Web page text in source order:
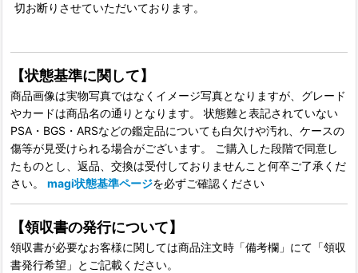
切お断りさせていただいております。
【状態基準に関して】
商品画像は実物写真ではなくイメージ写真となりますが、グレード
やカードは商品名の通りとなります。 状態難と表記されていない
PSA・BGS・ARSなどの鑑定品についても白欠けや汚れ、ケースの
傷等が見受けられる場合がございます。 ご購入した段階で同意し
たものとし、返品、交換は受付しておりませんこと何卒ご了承くだ
さい。 magi状態基準ページを必ずご確認ください
【領収書の発行について】
領収書が必要なお客様に関しては商品注文時「備考欄」にて「領収
書発行希望」とご記載ください。